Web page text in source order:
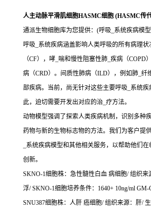
人主动脉平滑肌细胞HASMC细胞 (HASMC传
通派生物细胞库为您提供：(呼吸_系统疾病模
呼吸_系统疾病涵盖影响人类呼吸的所有病理
（CF），哮_喘和慢性阻塞性肺_疾病（COPD
病（CRD）。间质性肺病（ILD），例如肺_纤
部疾病。当前，尚无针对这些主要呼吸_系统
此，迫切需要开发出对应的治_疗方法。
动物模型强调了探索人类疾病机制，识别多种
药物与新的生物标志物的方法。我们为客户提
_系统疾病模型和其他相关服务，以帮助他们
创新。
SKNO-1细胞株：急性髓性白血 病细胞/ 组织
浮/ SKNO-1细胞培养条件：1640+ 10ng/ml GM-
SNU387细胞株：人肝 癌细胞/ 组织来源：肝/